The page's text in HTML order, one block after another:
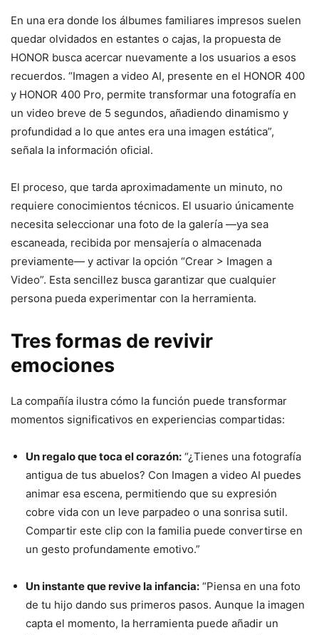
En una era donde los álbumes familiares impresos suelen
quedar olvidados en estantes o cajas, la propuesta de
HONOR busca acercar nuevamente a los usuarios a esos
recuerdos. “Imagen a video AI, presente en el HONOR 400
y HONOR 400 Pro, permite transformar una fotografía en
un video breve de 5 segundos, añadiendo dinamismo y
profundidad a lo que antes era una imagen estática”,
señala la información oficial.
El proceso, que tarda aproximadamente un minuto, no
requiere conocimientos técnicos. El usuario únicamente
necesita seleccionar una foto de la galería —ya sea
escaneada, recibida por mensajería o almacenada
previamente— y activar la opción “Crear > Imagen a
Video”. Esta sencillez busca garantizar que cualquier
persona pueda experimentar con la herramienta.
Tres formas de revivir
emociones
La compañía ilustra cómo la función puede transformar
momentos significativos en experiencias compartidas:
Un regalo que toca el corazón: “¿Tienes una fotografía
antigua de tus abuelos? Con Imagen a video AI puedes
animar esa escena, permitiendo que su expresión
cobre vida con un leve parpadeo o una sonrisa sutil.
Compartir este clip con la familia puede convertirse en
un gesto profundamente emotivo.”
Un instante que revive la infancia: “Piensa en una foto
de tu hijo dando sus primeros pasos. Aunque la imagen
capta el momento, la herramienta puede añadir un